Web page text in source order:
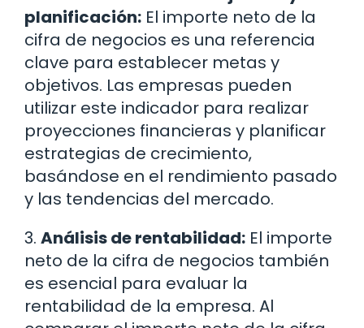
planificación: El importe neto de la
cifra de negocios es una referencia
clave para establecer metas y
objetivos. Las empresas pueden
utilizar este indicador para realizar
proyecciones financieras y planificar
estrategias de crecimiento,
basándose en el rendimiento pasado
y las tendencias del mercado.
3. Análisis de rentabilidad: El importe
neto de la cifra de negocios también
es esencial para evaluar la
rentabilidad de la empresa. Al